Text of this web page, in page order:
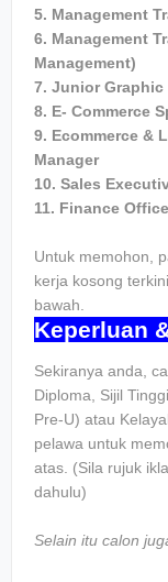
5. Management
6. Management
Management)
7. Junior Graphic
8. E- Commerce
9. Ecommerce &
Manager
10. Sales
11. Finance
Untuk memohon,
kerja kosong
bawah.
Keperluan
Sekiranya anda,
Diploma, Sijil
Pre-U) atau
pelawa untuk
atas. (Sila rujuk
dahulu)
Selain itu calon